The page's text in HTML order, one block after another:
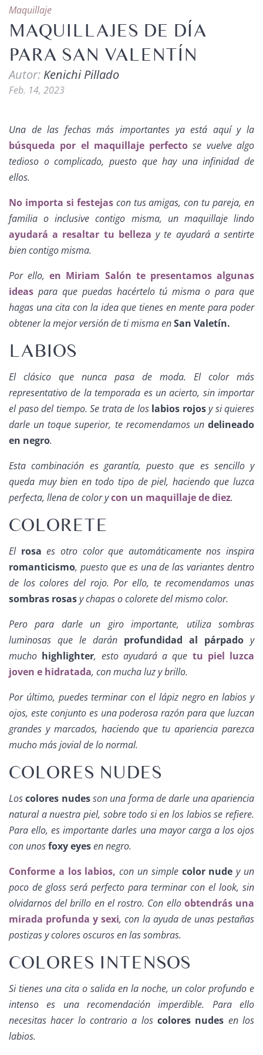
Maquillaje
MAQUILLAJES DE DÍA
PARA SAN VALENTÍN
Autor: Kenichi Pillado
Feb. 14, 2023
Una de las fechas más importantes ya está aquí y la
búsqueda por el maquillaje perfecto se vuelve algo
tedioso o complicado, puesto que hay una infinidad de
ellos.
No importa si festejascon tus amigas, con tu pareja, en
familia o inclusive contigo misma, un maquillaje lindo
ayudará a resaltar tu belleza y te ayudará a sentirte
bien contigo misma.
Por ello,en Miriam Salón te presentamos algunas
ideas para que puedas hacértelo tú misma o para que
hagas una cita con la idea que tienes en mente para poder
obtener la mejor versión de ti misma enSan Valetín.
LABIOS
El clásico que nunca pasa de moda. El color más
representativo de la temporada es un acierto, sin importar
el paso del tiempo. Se trata de los labios rojosy si quieres
darle un toque superior, te recomendamos un delineado
en negro.
Esta combinación es garantía, puesto que es sencillo y
queda muy bien en todo tipo de piel, haciendo que luzca
perfecta, llena de color ycon un maquillaje de diez.
COLORETE
El rosa es otro color que automáticamente nos inspira
romanticismo, puesto que es una de las variantes dentro
de los colores del rojo. Por ello, te recomendamos unas
sombras rosasy chapas o colorete del mismo color.
Pero para darle un giro importante, utiliza sombras
luminosas que le darán profundidad al párpado y
mucho highlighter, esto ayudará a que tu piel luzca
joven e hidratada, con mucha luz y brillo.
Por último, puedes terminar con el lápiz negro en labios y
ojos, este conjunto es una poderosa razón para que luzcan
grandes y marcados, haciendo que tu apariencia parezca
mucho más jovial de lo normal.
COLORES NUDES
Loscolores nudesson una forma de darle una apariencia
natural a nuestra piel, sobre todo si en los labios se refiere.
Para ello, es importante darles una mayor carga a los ojos
con unosfoxy eyesen negro.
Conforme a los labios, con un simple color nude y un
poco de gloss será perfecto para terminar con el look, sin
olvidarnos del brillo en el rostro. Con ello obtendrás una
mirada profunda y sexi, con la ayuda de unas pestañas
postizas y colores oscuros en las sombras.
COLORES INTENSOS
Si tienes una cita o salida en la noche, un color profundo e
intenso es una recomendación imperdible. Para ello
necesitas hacer lo contrario a los colores nudes en los
labios.